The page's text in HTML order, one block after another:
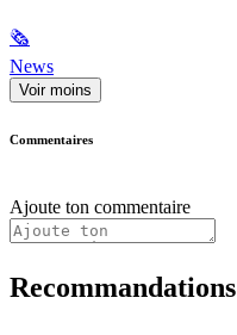
🗞
News
Voir moins
Commentaires
Ajoute ton commentaire
Recommandations